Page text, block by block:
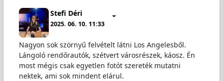
Stefi Déri
2025. 06. 10. 11:33
Nagyon sok szörnyű felvételt látni Los Angelesből.
Lángoló rendőrautók, szétvert városrészek, káosz. Én
most mégis csak egyetlen fotót szereték mutatni
nektek, ami sok mindent elárul.